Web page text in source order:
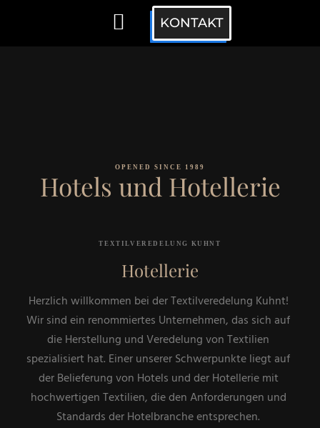
KONTAKT
OPENED SINCE 1989
Hotels und Hotellerie
TEXTILVEREDELUNG KUHNT
Hotellerie
Herzlich willkommen bei der Textilveredelung Kuhnt!
Wir sind ein renommiertes Unternehmen, das sich auf
die Herstellung und Veredelung von Textilien
spezialisiert hat. Einer unserer Schwerpunkte liegt auf
der Belieferung von Hotels und der Hotellerie mit
hochwertigen Textilien, die den Anforderungen und
Standards der Hotelbranche entsprechen.